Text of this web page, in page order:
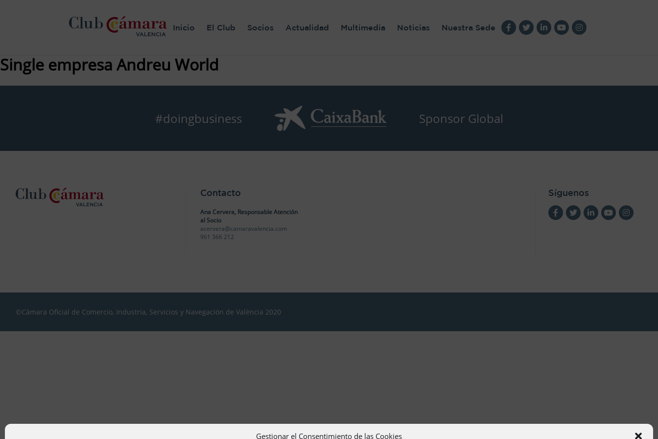
Gestionar el Consentimiento de las Cookies
Inicio El Club Socios Actualidad Multimedia Noticias Nuestra Sede
Single empresa Andreu World
#doingbusiness Sponsor Global
Contacto
Ana Cervera, Responsable Atención
al Socio
acervera@camaravalencia.com
961 366 212
Síguenos
©Cámara Oficial de Comercio, Industria, Servicios y Navegación de València 2020